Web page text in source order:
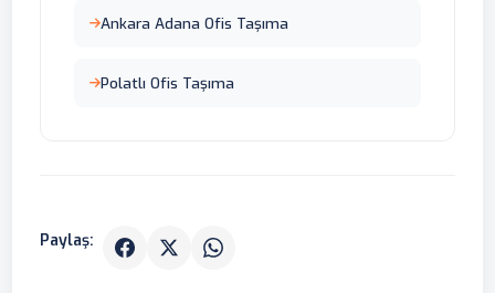
Ankara Adana Ofis Taşıma
Polatlı Ofis Taşıma
Paylaş: